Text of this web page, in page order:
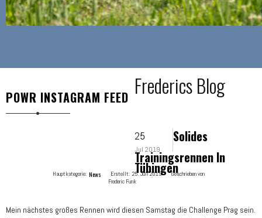
POWR INSTAGRAM FEED Frederics Blog
25
Jul 2019
Solides
Trainingsrennen In
Tübingen
Hauptkategorie: News Erstellt: 25. Juli 2019
Geschrieben von
Frederic Funk
Mein nächstes großes Rennen wird diesen Samstag die Challenge Prag sein.